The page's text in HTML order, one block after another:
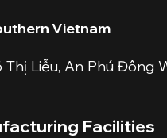
Vietnam
Liễu, An Phú Đông
Facilities